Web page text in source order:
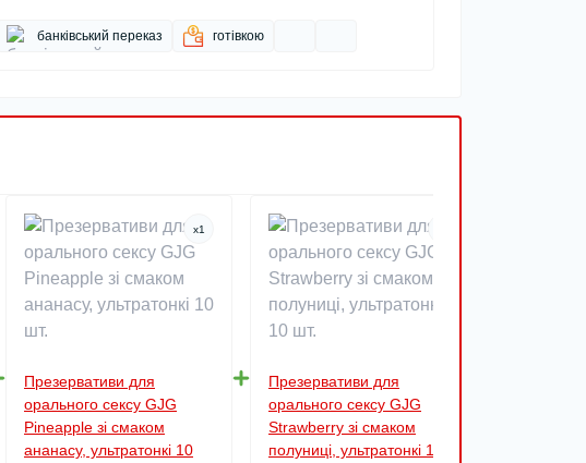
банківський переказ готівкою
x1
Презервативи для
орального сексу GJG
Pineapple зі смаком
ананасу, ультратонкі 10
Презервативи для
орального сексу GJG
Strawberry зі смаком
полуниці, ультратонкі 10